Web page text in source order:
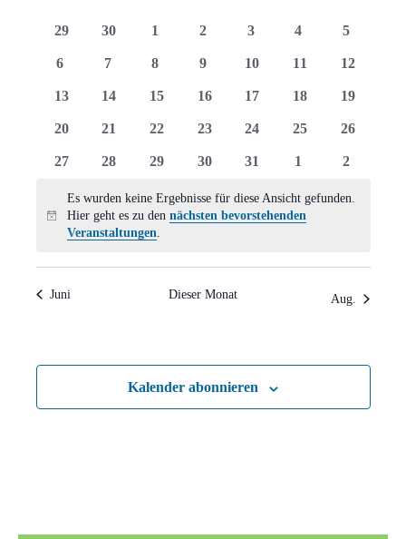
von
Veranstaltungen
0
29
0
30
0
1
0
2
0
3
0
4
0
5
0
6
0
7
0
8
0
9
0
10
0
11
0
12
0
13
0
14
0
15
0
16
0
17
0
18
0
19
0
20
0
21
0
22
0
23
0
24
0
25
0
26
0
27
0
28
0
29
0
30
0
31
0
1
0
2
Hinweis
Es wurden keine Ergebnisse für diese Ansicht gefunden.
Hier geht es zu den nächsten bevorstehenden
Veranstaltungen.
Juni Dieser Monat Aug.
Kalender abonnieren